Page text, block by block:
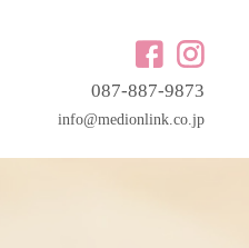
087-887-9873
info@medionlink.co.jp